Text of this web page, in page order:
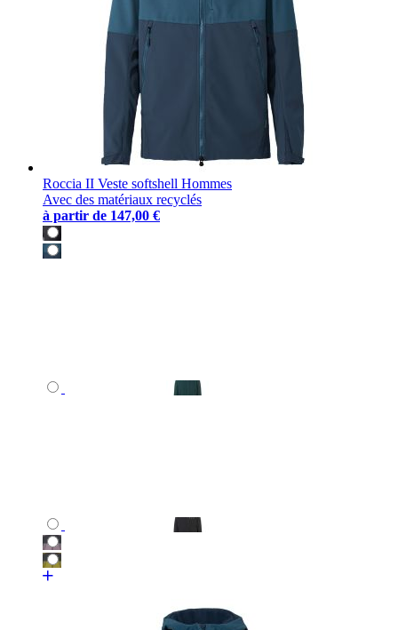
Roccia II Veste softshell Hommes
Avec des matériaux recyclés
à partir de 147,00 €